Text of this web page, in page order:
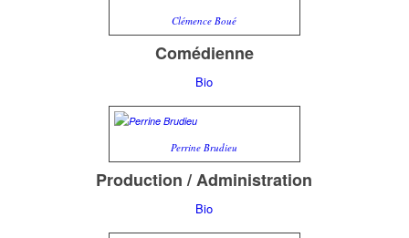
Clémence Boué
Comédienne
Bio
Perrine Brudieu
Production / Administration
Bio